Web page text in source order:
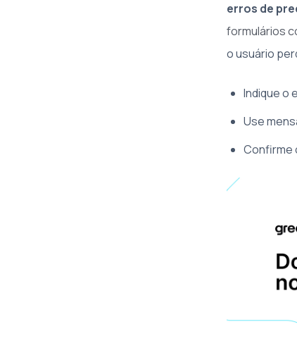
erros de
formulários
o usuário
Indique o
Use
Confirme